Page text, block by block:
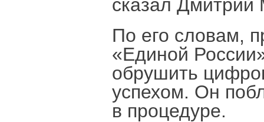
сказал Дмитрий
По его словам,
«Единой
обрушить
успехом. Он
в процедуре.